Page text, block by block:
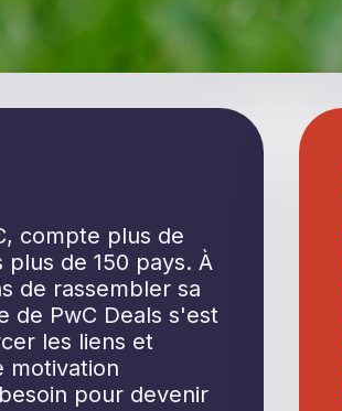
compte plus de
de 150 pays. À
de rassembler sa
de PwC Deals s'est
les liens et
motivation
pour devenir